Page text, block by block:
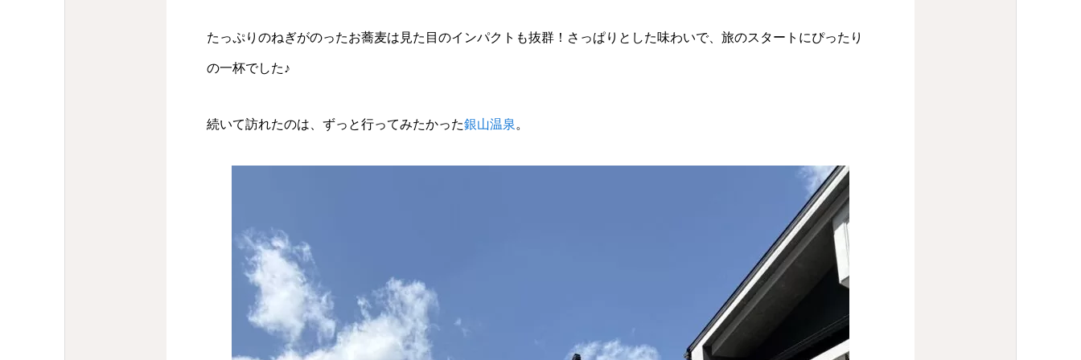
たっぷりのねぎがのったお蕎麦は見た目のインパクトも抜群！さっぱりとした味わいで、旅のスタートにぴったり
の一杯でした♪
続いて訪れたのは、ずっと行ってみたかった銀山温泉 。